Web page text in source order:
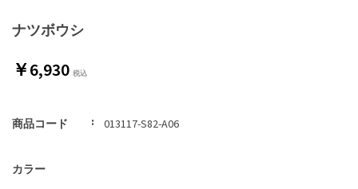
ナツボウシ
￥6,930
商品コード 013117-S82-A06
カラー